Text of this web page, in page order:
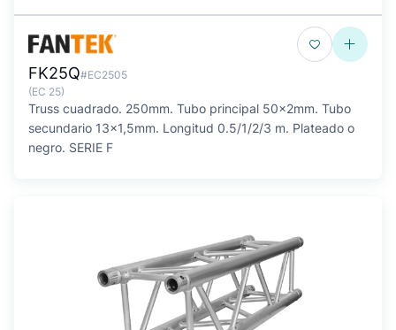
FK25Q#EC2505
(EC 25)
Truss cuadrado. 250mm. Tubo principal 50x2mm. Tubo
secundario 13x1,5mm. Longitud 0.5/1/2/3 m. Plateado o
negro. SERIE F